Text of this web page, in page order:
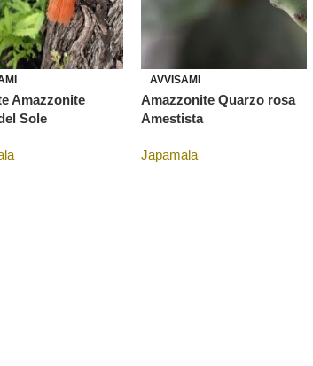
Amazzonite
Sole
AVVISAMI
Amazzonite Quarzo rosa
Amestista
Japamala